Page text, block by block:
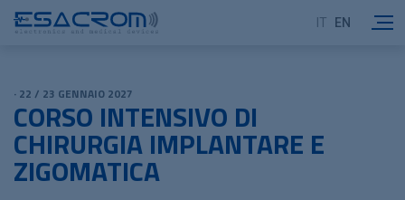
IT EN
· 22 / 23 GENNAIO 2027
CORSO INTENSIVO DI
CHIRURGIA IMPLANTARE E
ZIGOMATICA